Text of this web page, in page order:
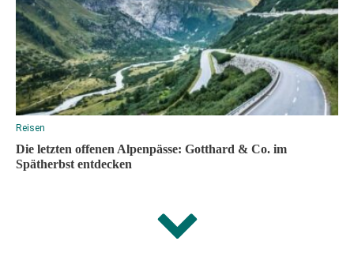
Reisen
Die letzten offenen Alpenpässe: Gotthard & Co. im
Spätherbst entdecken